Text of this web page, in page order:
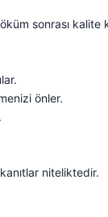
sonrası
önler.
niteliktedir.